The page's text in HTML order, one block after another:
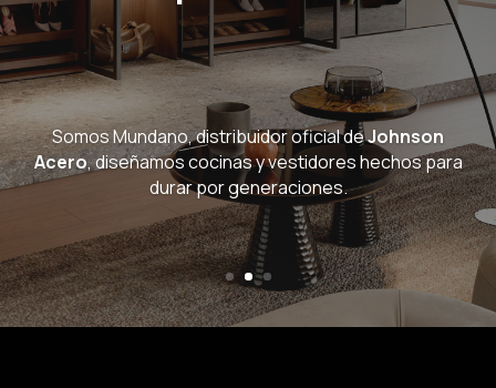
Somos Mundano, distribuidor oficial deJohnson
Acero, diseñamos cocinas y vestidores hechos para
durar por generaciones.